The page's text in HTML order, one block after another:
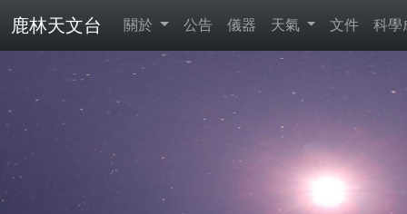
鹿林天文台 關於 公告 儀器 天氣 文件 科